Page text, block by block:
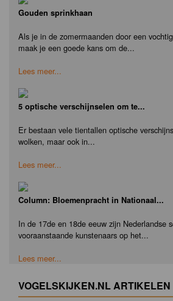
Gouden sprinkhaan
Als je in de zomermaanden door een
maak je een goede kans om de...
Lees meer...
5 optische verschijnselen om te...
Er bestaan vele tientallen optische
wolken, maar ook in...
Lees meer...
Column: Bloemenpracht in Nationaal...
In de 17de en 18de eeuw zijn Nederlandse
vooraanstaande kunstenaars op het...
Lees meer...
VOGELSKIJKEN.NL ARTIKELEN